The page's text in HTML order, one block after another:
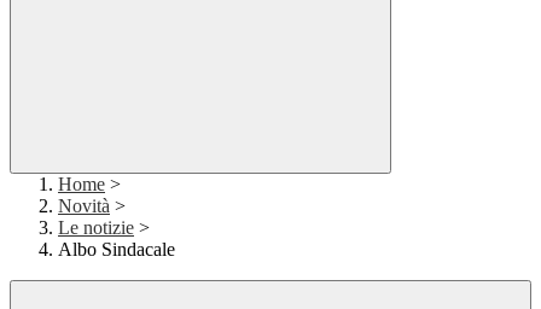
Home >
Novità >
Le notizie >
Albo Sindacale